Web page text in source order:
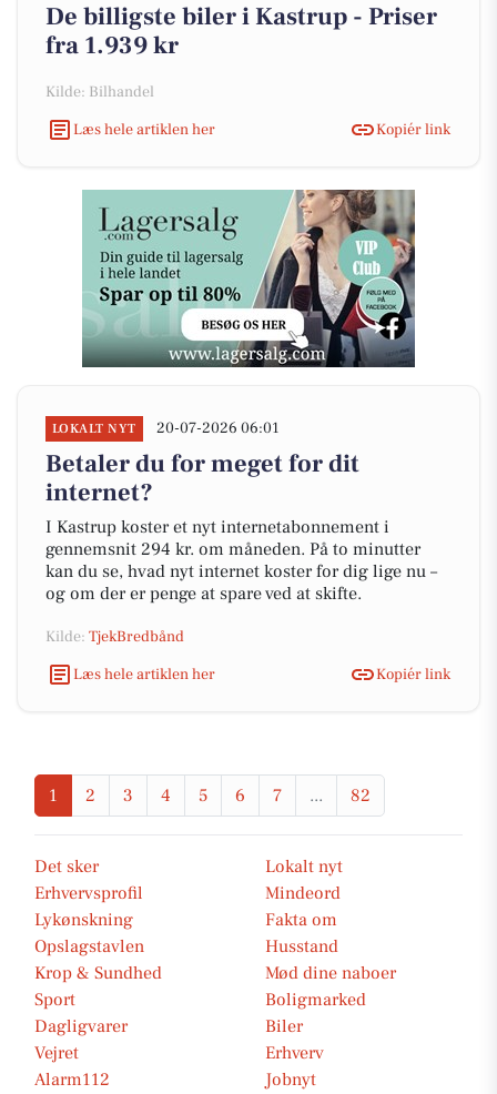
De billigste biler i Kastrup - Priser
fra 1.939 kr
Kilde: Bilhandel
Læs hele artiklen her
Kopiér link
LOKALT NYT 20-07-2026 06:01
Betaler du for meget for dit
internet?
I Kastrup koster et nyt internetabonnement i
gennemsnit 294 kr. om måneden. På to minutter
kan du se, hvad nyt internet koster for dig lige nu –
og om der er penge at spare ved at skifte.
Kilde: TjekBredbånd
Læs hele artiklen her
Kopiér link
1 2 3 4 5 6 7 ... 82
Det sker
Lokalt nyt
Erhvervsprofil
Mindeord
Lykønskning
Fakta om
Opslagstavlen
Husstand
Krop & Sundhed
Mød dine naboer
Sport
Boligmarked
Dagligvarer
Biler
Vejret
Erhverv
Alarm112
Jobnyt